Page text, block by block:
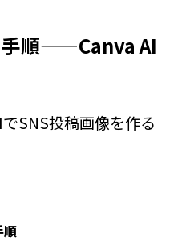
手順——Canva AI
SNS投稿画像を作る
順